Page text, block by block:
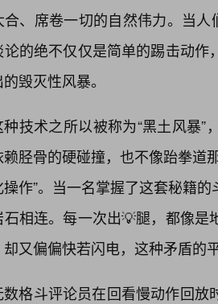
合、席卷一切的自然伟力。当
论的绝不仅仅是简单的踢击动
毁灭性风暴。
种技术之所以被称为“黑土风暴
赖胫骨的硬碰撞，也不像跆拳道
作”。当一名掌握了这套秘籍
石相连。每一次出💡腿，都像
又偏偏快若闪电，这种矛盾的
数格斗评论员在回看慢动作回